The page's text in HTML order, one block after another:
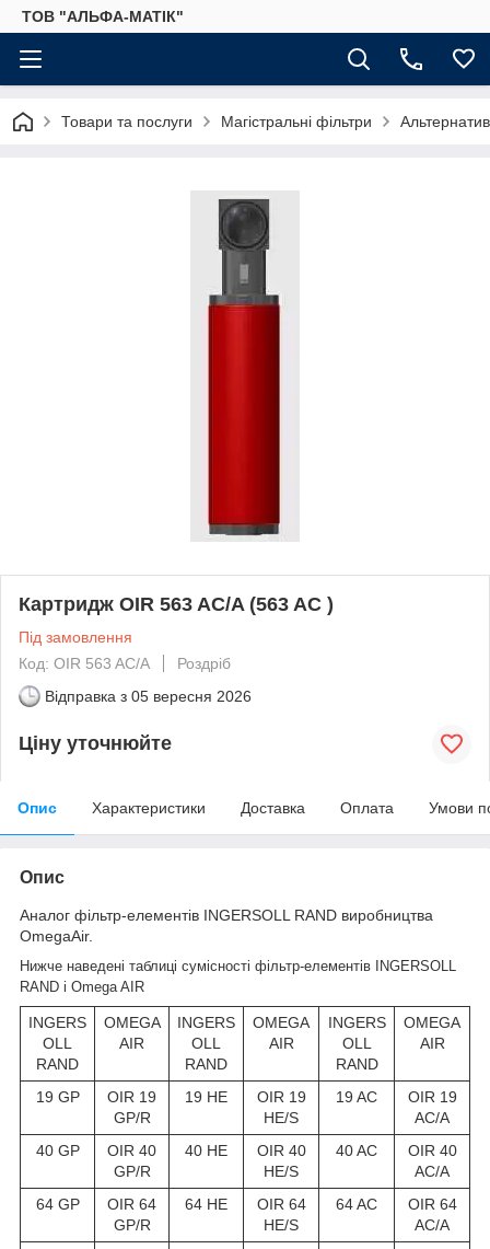
ТОВ "АЛЬФА-МАТІК"
Товари та послуги Магістральні фільтри
Картридж OIR 563 AC/A (563 AC )
Під замовлення
Код: OIR 563 AC/A
Роздріб
Відправка з 05 вересня 2026
Ціну уточнюйте
Опис Характеристики Доставка Оплата Умови
Опис
Аналог фільтр-елементів INGERSOLL RAND виробництва
OmegaAir.
Нижче наведені таблиці сумісності фільтр-елементів INGERSOLL
RAND і Omega AIR
INGERS
OLL
RAND
OMEGA
AIR
INGERS
OLL
RAND
OMEGA
AIR
INGERS
OLL
RAND
OMEGA
AIR
19 GP
OIR 19
GP/R
19 HE
OIR 19
HE/S
19 AC
OIR 19
AC/A
40 GP
OIR 40
GP/R
40 HE
OIR 40
HE/S
40 AC
OIR 40
AC/A
64 GP
OIR 64
GP/R
64 HE
OIR 64
HE/S
64 AC
OIR 64
AC/A